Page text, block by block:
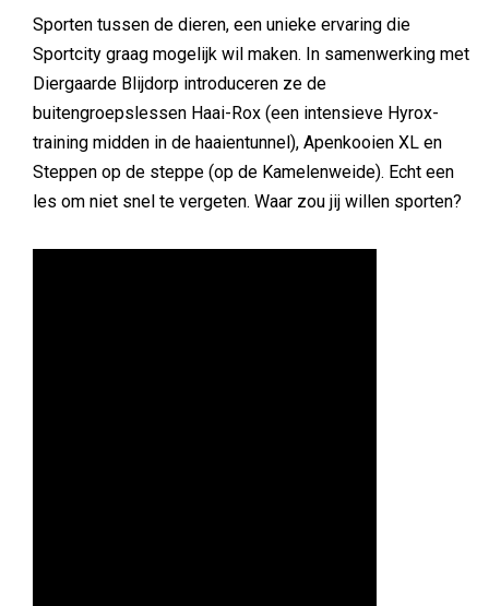
Sporten tussen de dieren, een unieke ervaring die
Sportcity graag mogelijk wil maken. In samenwerking met
Diergaarde Blijdorp introduceren ze de
buitengroepslessen Haai-Rox (een intensieve Hyrox-
training midden in de haaientunnel), Apenkooien XL en
Steppen op de steppe (op de Kamelenweide). Echt een
les om niet snel te vergeten. Waar zou jij willen sporten?